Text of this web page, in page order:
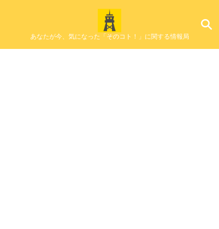
あなたが今、気になった「そのコト！」に関する情報局